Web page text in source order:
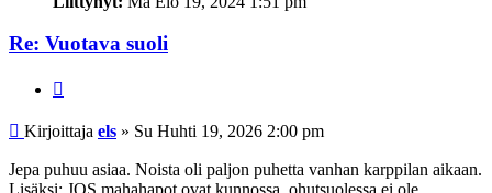
Re: Vuotava suoli
Viesti
Kirjoittaja els » Su Huhti 19, 2026 2:00 pm
Jepa puhuu asiaa. Noista oli paljon puhetta vanhan karppilan aikaan.